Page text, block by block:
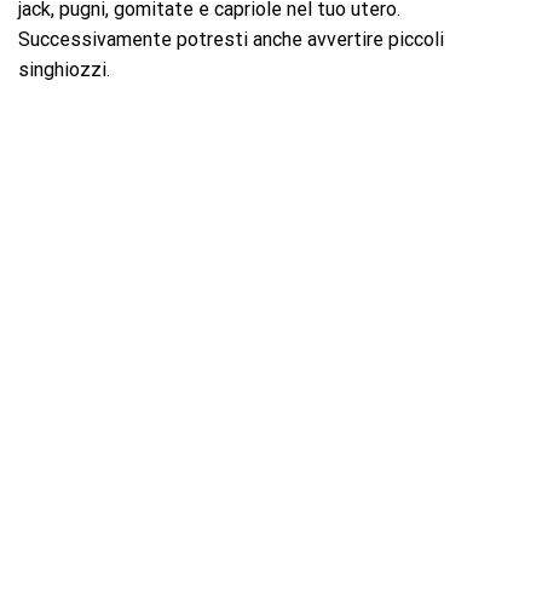
jack, pugni, gomitate e capriole nel tuo utero.
Successivamente potresti anche avvertire piccoli
singhiozzi.